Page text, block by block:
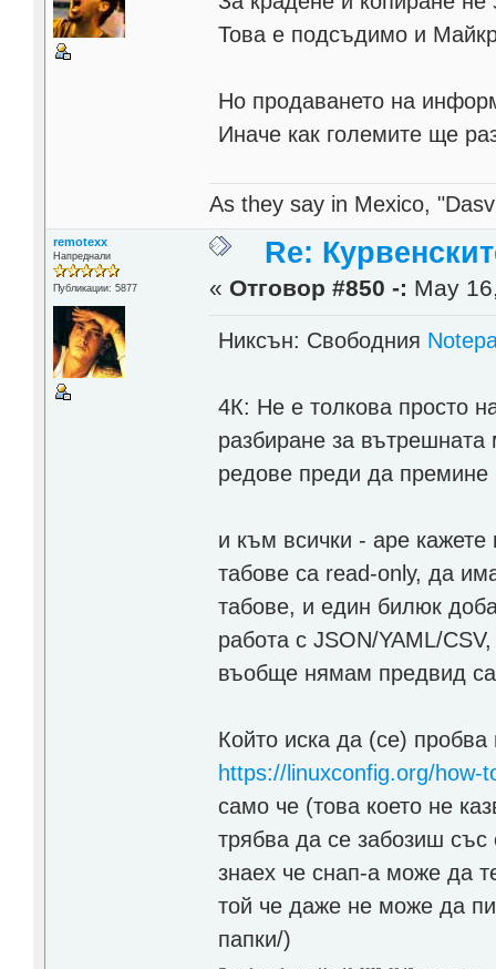
Това е подсъдимо и
Но продаването на
Иначе как големите ще
As they say in Mexico,
remotexx
Напреднали
Публикации: 5877
Re:
« Отговор #850 -: May
Никсън: Свободния
4К: Не е толкова просто
разбиране за вътрешната
редове преди да премине
и към всички - арe
табове са read-only, да
табове, и един билюк
работа с JSON/YAML/
въобще нямам предвид
Който иска да (се)
https://linuxconfig.org/how-
само че (това което не
трябва да се забозиш със
знаех че снап-а може да
той че даже не може да
папки/)